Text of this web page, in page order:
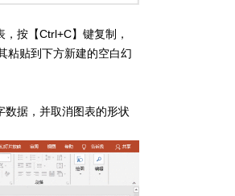
，按【Ctrl+C】键复制，
粘贴到下方新建的空白幻
数据，并取消图表的形状